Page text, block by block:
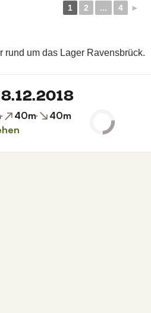
1 2 ... 4 ►
rund um das Lager Ravensbrück.